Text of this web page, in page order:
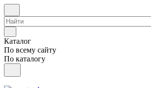
Каталог
По всему сайту
По каталогу